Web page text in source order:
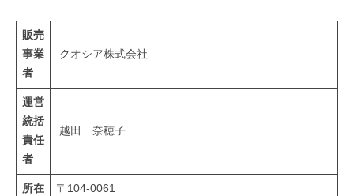
を
し
あ
わ
せ
に
。
他
社
引
法
に
基
づ
く
販売
事業
者
クオシア株式会社
運営
統括
責任
者
越田 奈穂子
所在
〒104-0061